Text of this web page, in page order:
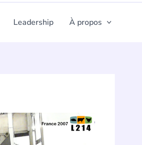
Leadership À propos